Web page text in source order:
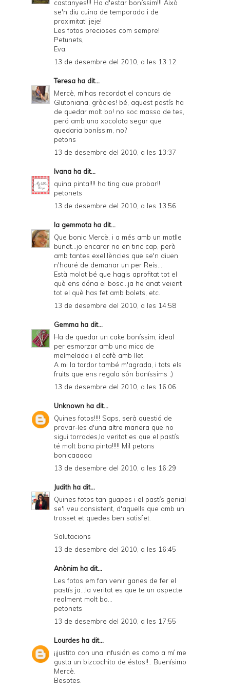
castanyes!!! Ha d'estar boníssim!!! Això
se'n diu cuina de temporada i de
proximitat! jeje!
Les fotos precioses com sempre!
Petunets,
Eva.
13 de desembre del 2010, a les 13:12
Teresa ha dit...
Mercè, m'has recordat el concurs de
Glutoniana, gràcies! bé, aquest pastís ha
de quedar molt bo! no soc massa de tes,
peró amb una xocolata segur que
quedaria boníssim, no?
petons
13 de desembre del 2010, a les 13:37
Ivana ha dit...
quina pinta!!!! ho ting que probar!!
petonets
13 de desembre del 2010, a les 13:56
la gemmota ha dit...
Que bonic Mercè, i a més amb un motlle
bundt...jo encarar no en tinc cap, però
amb tantes exel.lències que se'n diuen
n'hauré de demanar un per Reis...
Està molot bé que hagis aprofitat tot el
què ens dóna el bosc...ja he anat veient
tot el què has fet amb bolets, etc.
13 de desembre del 2010, a les 14:58
Gemma ha dit...
Ha de quedar un cake boníssim, ideal
per esmorzar amb una mica de
melmelada i el cafè amb llet.
A mi la tardor també m'agrada, i tots els
fruits que ens regala són boníssims ;)
13 de desembre del 2010, a les 16:06
Unknown ha dit...
Quines fotos!!!! Saps, serà qüestió de
provar-les d'una altre manera que no
sigui torrades,la veritat es que el pastís
té molt bona pinta!!!!! Mil petons
bonicaaaaa
13 de desembre del 2010, a les 16:29
Judith ha dit...
Quines fotos tan guapes i el pastís genial
se'l veu consistent, d'aquells que amb un
trosset et quedes ben satisfet.
Salutacions
13 de desembre del 2010, a les 16:45
Anònim ha dit...
Les fotos em fan venir ganes de fer el
pastís ja...la veritat es que te un aspecte
realment molt bo...
petonets
13 de desembre del 2010, a les 17:55
Lourdes ha dit...
¡¡justito con una infusión es como a mí me
gusta un bizcochito de éstos!!.. Buenísimo
Mercè.
Besotes.